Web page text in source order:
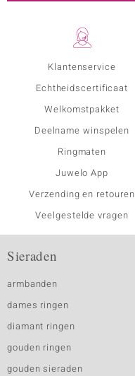
Klantenservice
Echtheidscertificaat
Welkomstpakket
Deelname winspelen
Ringmaten
Juwelo App
Verzending en retouren
Veelgestelde vragen
Sieraden
armbanden
dames ringen
diamant ringen
gouden ringen
gouden sieraden